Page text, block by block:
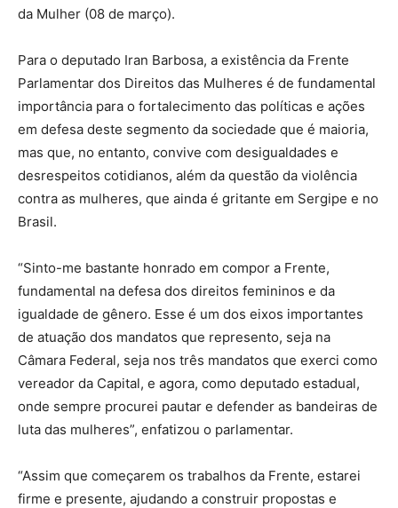
da Mulher (08 de março).
Para o deputado Iran Barbosa, a existência da Frente
Parlamentar dos Direitos das Mulheres é de fundamental
importância para o fortalecimento das políticas e ações
em defesa deste segmento da sociedade que é maioria,
mas que, no entanto, convive com desigualdades e
desrespeitos cotidianos, além da questão da violência
contra as mulheres, que ainda é gritante em Sergipe e no
Brasil.
“Sinto-me bastante honrado em compor a Frente,
fundamental na defesa dos direitos femininos e da
igualdade de gênero. Esse é um dos eixos importantes
de atuação dos mandatos que represento, seja na
Câmara Federal, seja nos três mandatos que exerci como
vereador da Capital, e agora, como deputado estadual,
onde sempre procurei pautar e defender as bandeiras de
luta das mulheres”, enfatizou o parlamentar.
“Assim que começarem os trabalhos da Frente, estarei
firme e presente, ajudando a construir propostas e